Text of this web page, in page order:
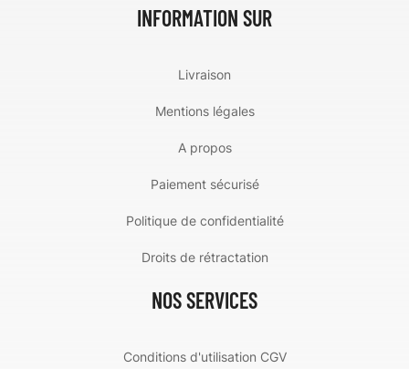
INFORMATION SUR
Livraison
Mentions légales
A propos
Paiement sécurisé
Politique de confidentialité
Droits de rétractation
NOS SERVICES
Conditions d'utilisation CGV